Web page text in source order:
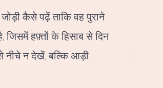
कैसे पढ़ें ताकि वह पुराने
जिसमें हफ़्तों के हिसाब से दिन
नीचे न देखें, बल्कि आड़ी